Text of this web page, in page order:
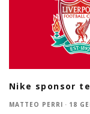
Nike sponsor
MATTEO PERRI · 18